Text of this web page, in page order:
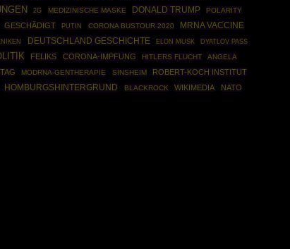
2G MEDIZINISCHE MASKE DONALD TRUMP POLARITY
GESCHÄDIGT PUTIN CORONA BUSTOUR 2020
MRNA VACCINE
DEUTSCHLAND GESCHICHTE ELON MUSK DYATLOV PASS
FELIKS CORONA-IMPFUNG HITLERS FLUCHT
ANGELA
MODRNA-GENTHERAPIE SINSHEIM ROBERT-KOCH INSTITUT
HOMBURGSHINTERGRUND BLACKROCK WIKIMEDIA
NATO